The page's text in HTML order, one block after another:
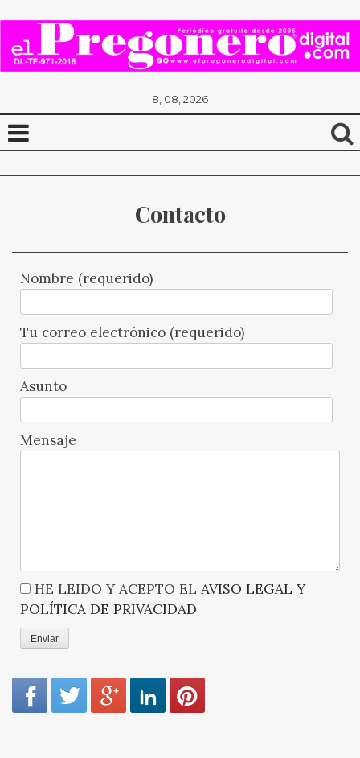
8, 08, 2026
Contacto
Nombre (requerido)
Tu correo electrónico (requerido)
Asunto
Mensaje
HE LEIDO Y ACEPTO EL AVISO LEGAL Y
POLÍTICA DE PRIVACIDAD